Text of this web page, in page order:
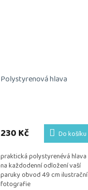
Polystyrenová hlava
230 Kč Do košíku
praktická polystyrenévá hlava
na každodenní odložení vaší
paruky obvod 49 cm ilustrační
fotografie